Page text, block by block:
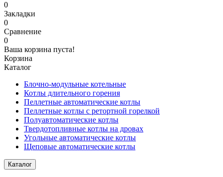
0
Закладки
0
Сравнение
0
Ваша корзина пуста!
Корзина
Каталог
Блочно-модульные котельные
Котлы длительного горения
Пеллетные автоматические котлы
Пеллетные котлы с ретортной горелкой
Полуавтоматические котлы
Твердотопливные котлы на дровах
Угольные автоматические котлы
Щеповые автоматические котлы
Каталог